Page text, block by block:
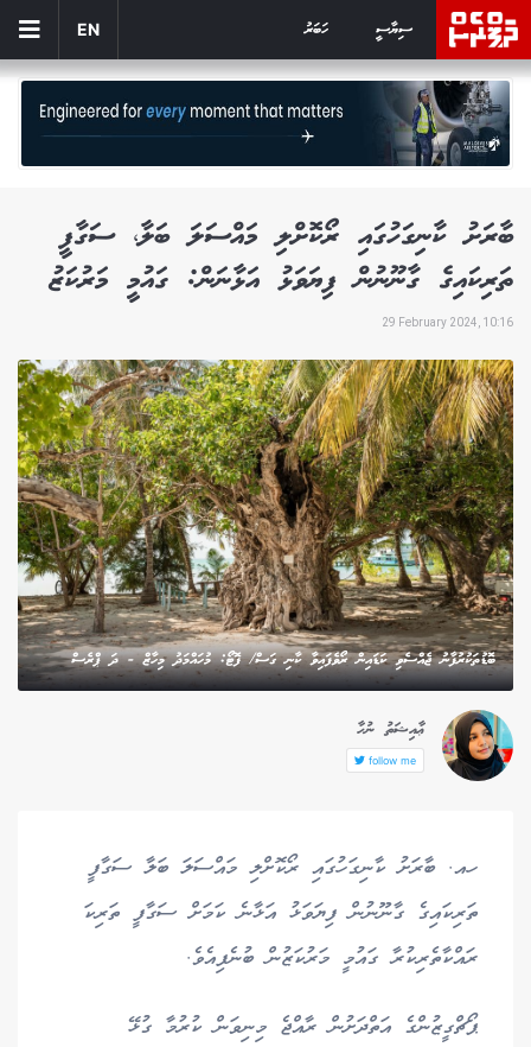
ސިޔާސީ ހަބަރު EN
ބާރަށު ކާނިގަހުގައި ރޯކޮށްލި މައްސަލަ ބަލާ، ސަގާފީ
ތަރިކައިގެ ގާނޫނުން ފިޔަވަޅު އަޅާނަން: ގައުމީ މަރުކަޒު
29 February 2024, 10:16
ބޮޑުތަކުރުފާނު ޖެއްސެވި ކަޑައިން ރޯވެފައިވާ ކާނި ގަސް/ ފޮޓޯ: މުހައްމަދު މިހާޒް - ދަ ޕްރެސް
ޢާއިޝަތު ނުހާ
follow me
ހއ. ބާރަށު ކާނިގަހުގައި ރޯކޮށްލި މައްސަލަ ބަލާ ސަގާފީ
ތަރިކައިގެ ގާނޫނުން ފިޔަވަޅު އަޅާނެ ކަމަށް ސަގާފީ ތަރިކަ
ރައްކާތެރިކުރާ ގައުމީ މަރުކަޒުން ބުނެފިއެވެ.
ޕޯޗްގީޒުންގެ އަތްދަށުން ރާއްޖެ މިނިވަން ކުރުމާ ގުޅޭ